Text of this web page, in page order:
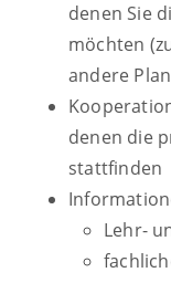
denen Sie
möchten
andere
denen die
stattfinden
Lehr-